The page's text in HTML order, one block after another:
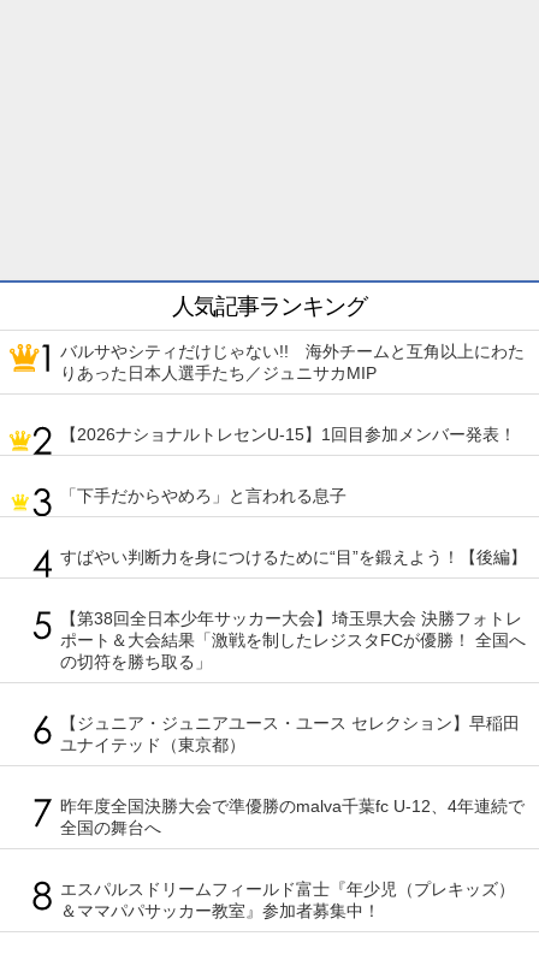
人気記事ランキング
バルサやシティだけじゃない!! 海外チームと互角以上にわた
りあった日本人選手たち／ジュニサカMIP
【2026ナショナルトレセンU-15】1回目参加メンバー発表！
「下手だからやめろ」と言われる息子
すばやい判断力を身につけるために“目”を鍛えよう！【後編】
【第38回全日本少年サッカー大会】埼玉県大会 決勝フォトレ
ポート＆大会結果「激戦を制したレジスタFCが優勝！ 全国へ
の切符を勝ち取る」
【ジュニア・ジュニアユース・ユース セレクション】早稲田
ユナイテッド（東京都）
昨年度全国決勝大会で準優勝のmalva千葉fc U-12、4年連続で
全国の舞台へ
エスパルスドリームフィールド富士『年少児（プレキッズ）
＆ママパパサッカー教室』参加者募集中！